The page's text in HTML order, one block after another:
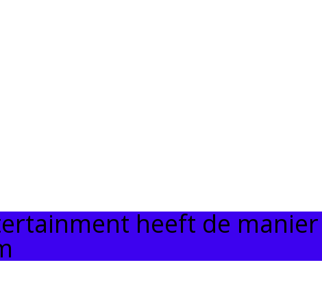
heeft de